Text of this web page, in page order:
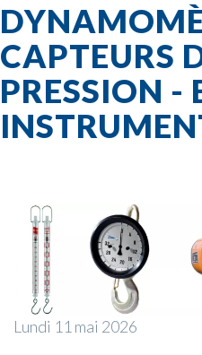
CAPTEURS
PRESSION -
Lundi 11 mai 2026